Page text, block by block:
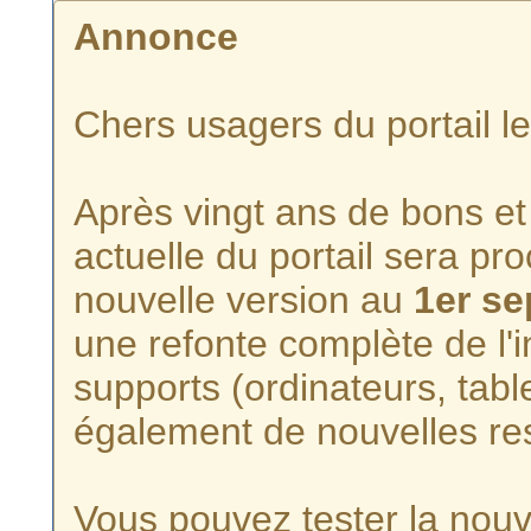
Annonce
Chers usagers du portail
Après vingt ans de bons
actuelle du portail sera
nouvelle version au 1er
une refonte complète de
supports (ordinateurs,
également de nouvelles
Vous pouvez tester la